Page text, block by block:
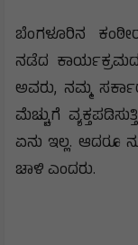
ಬೆಂಗಳೂರಿನ
ನಡೆದ
ಅವರು, ನಮ್ಮ
ಮೆಚ್ಚುಗೆ
ಏನು ಇಲ್ಲ. ಆದರೂ
ಚಾಳಿ ಎಂದರು.